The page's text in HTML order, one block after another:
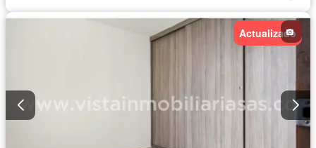
Actualizado